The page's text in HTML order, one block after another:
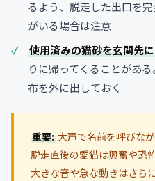
るよう、脱走した出口を
がいる場合は注意
使用済みの猫砂を玄関先
りに帰ってくることがあ
布を外に出しておく
重要: 大声で名前を呼びな
脱走直後の愛猫は興奮や恐
大きな音や急な動きはさら